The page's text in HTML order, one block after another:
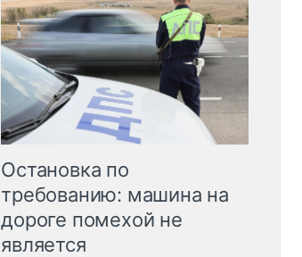
Остановка по
требованию: машина на
дороге помехой не
является